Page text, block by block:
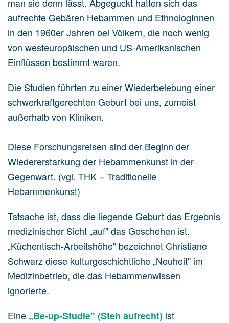
aufrechte Gebären Hebammen und EthnologInnen
in den 1960er Jahren bei Völkern, die noch wenig
von westeuropäischen und US-Amerikanischen
Einflüssen bestimmt waren.
Die Studien führten zu einer Wiederbelebung einer
schwerkraftgerechten Geburt bei uns, zumeist
außerhalb von Kliniken.
Diese Forschungsreisen sind der Beginn der
Wiedererstarkung der Hebammenkunst in der
Gegenwart. (vgl. THK = Traditionelle
Hebammenkunst)
Tatsache ist, dass die liegende Geburt das Ergebnis
medizinischer Sicht „auf" das Geschehen ist.
„Küchentisch-Arbeitshöhe" bezeichnet Christiane
Schwarz diese kulturgeschichtliche „Neuheit" im
Medizinbetrieb, die das Hebammenwissen
ignorierte.
Eine „Be-up-Studie" (Steh aufrecht) ist